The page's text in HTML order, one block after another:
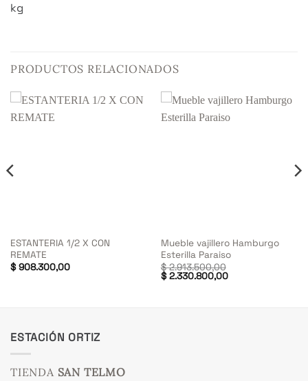
kg
PRODUCTOS RELACIONADOS
ESTANTERIA 1/2 X CON
REMATE
$908.300,00
Mueble vajillero Hamburgo
Esterilla Paraiso
$2.913.500,00
El
precio
$2.330.800,00El
ESTACIÓN ORTIZ
TIENDA SAN TELMO